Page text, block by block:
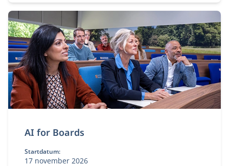
onze community?
AI for Boards
Startdatum:
17 november 2026